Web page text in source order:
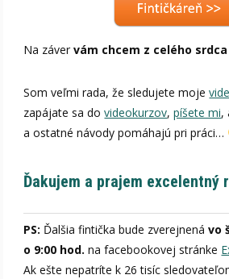
Na závervám chcem z celého
Som veľmi rada, že sledujete moje
zapájate sa dovideokurzov,píšete mi,
a ostatné návody pomáhajú pri práci…
Ďakujem a prajem excelentný
PS: Ďalšia fintička bude zverejnenávo
o 9:00 hod. na facebookovej stránke
Ak ešte nepatríte k 26 tisíc